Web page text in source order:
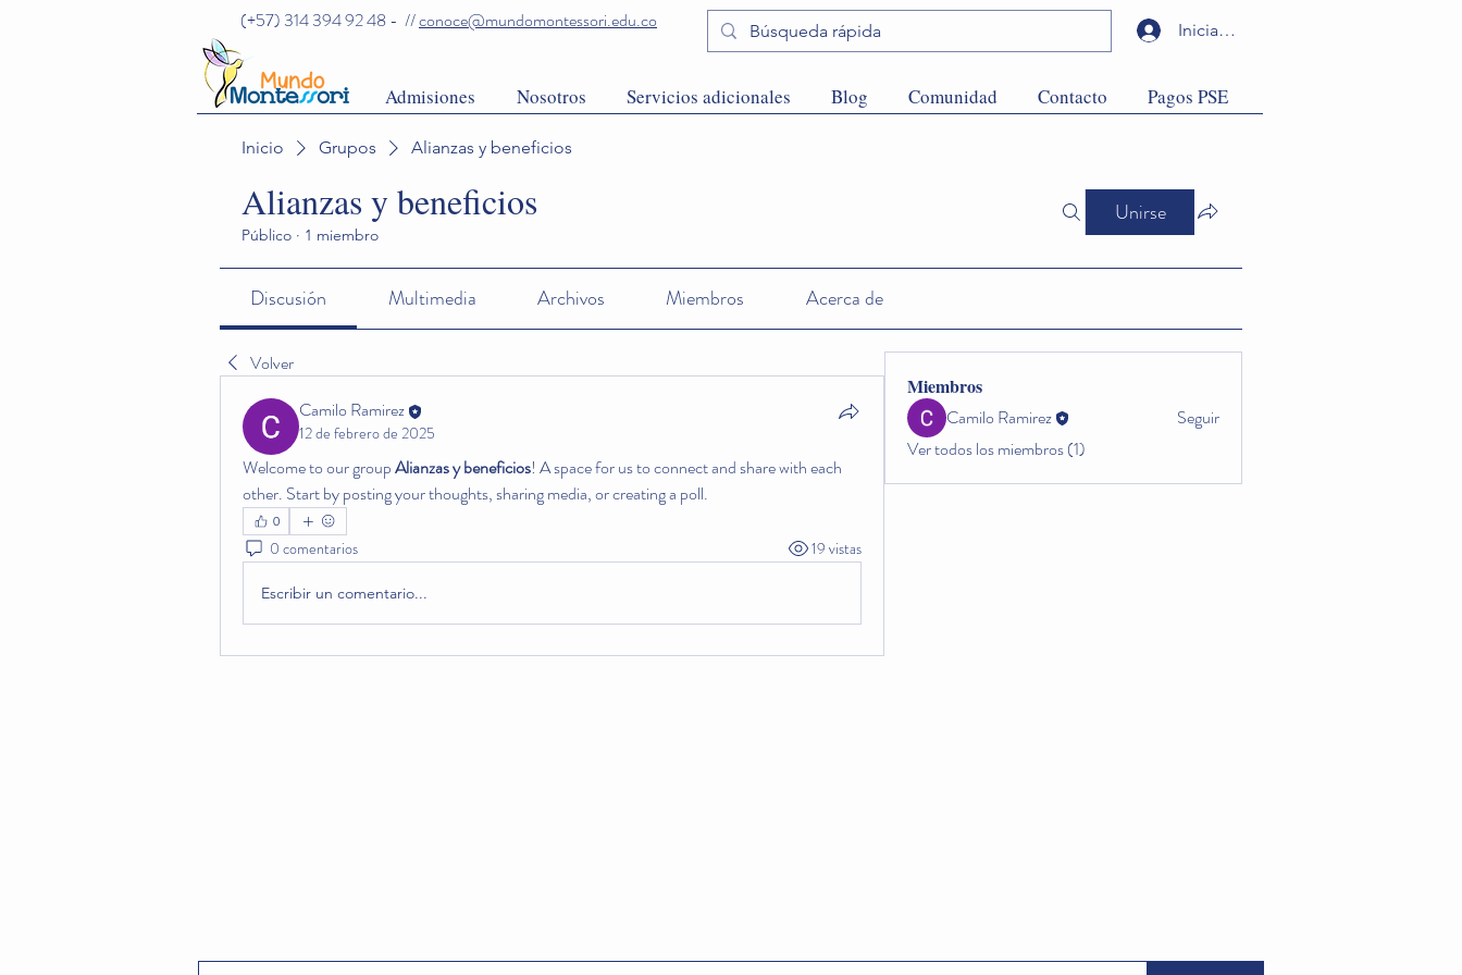
(+57) 314 394 92 48 - //conoce@mundomontessori.edu.co
Admisiones Nosotros Servicios adicionales Blog Comunidad Contacto Pagos PSE
Iniciar sesión
Inicio Grupos Alianzas y beneficios
Alianzas y beneficios
Público · 1 miembro
Unirse
Discusión Multimedia Archivos Miembros Acerca de
Volver
Camilo Ramirez
12 de febrero de 2025
Welcome to our group Alianzas y beneficios! A space for us to connect and share with each
other. Start by posting your thoughts, sharing media, or creating a poll.
0
0 comentarios 19 vistas
Escribir un comentario...
Miembros
Camilo Ramirez
Seguir
Ver todos los miembros (1)